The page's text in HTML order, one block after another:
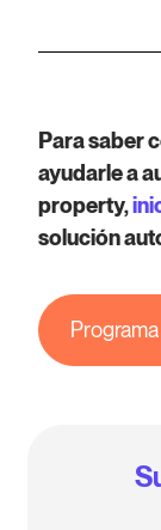
Para saber
ayudarle a
property,
solución